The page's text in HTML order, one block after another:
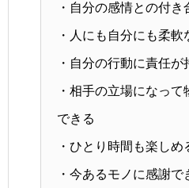
・自分の感情との付
・人にも自分にも柔
・自分の行動に責任が
・相手の立場になっ
できる
・ひとり時間も楽しめ
・今あるモノに感謝で